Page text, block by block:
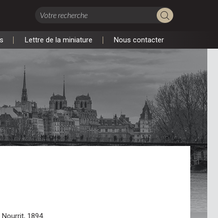
Lettre de la miniature
Lettre de la miniature Nous contacter
Nous contacter
Nourrit, 1894.